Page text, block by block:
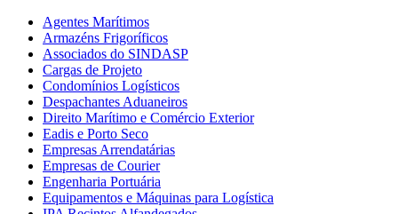
Agentes Marítimos
Armazéns Frigoríficos
Associados do SINDASP
Cargas de Projeto
Condomínios Logísticos
Despachantes Aduaneiros
Direito Marítimo e Comércio Exterior
Eadis e Porto Seco
Empresas Arrendatárias
Empresas de Courier
Engenharia Portuária
Equipamentos e Máquinas para Logística